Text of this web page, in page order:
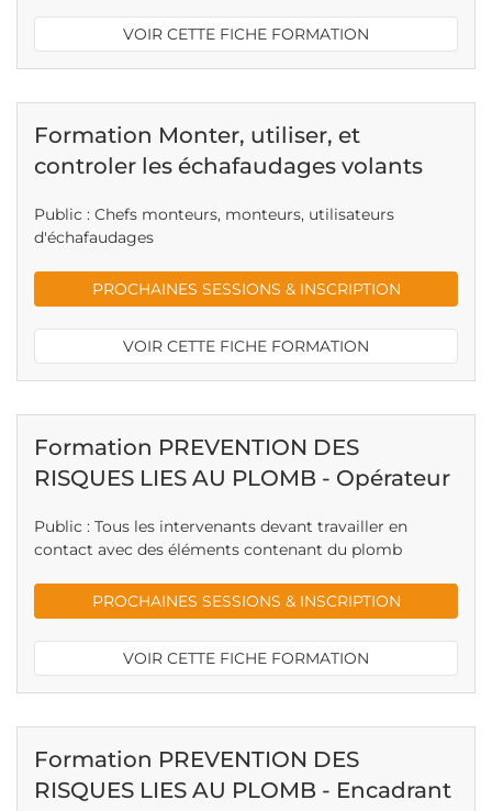
VOIR CETTE FICHE FORMATION
Formation Monter, utiliser, et
controler les échafaudages volants
Public : Chefs monteurs, monteurs, utilisateurs
d'échafaudages
PROCHAINES SESSIONS & INSCRIPTION
VOIR CETTE FICHE FORMATION
Formation PREVENTION DES
RISQUES LIES AU PLOMB - Opérateur
Public : Tous les intervenants devant travailler en
contact avec des éléments contenant du plomb
PROCHAINES SESSIONS & INSCRIPTION
VOIR CETTE FICHE FORMATION
Formation PREVENTION DES
RISQUES LIES AU PLOMB - Encadrant